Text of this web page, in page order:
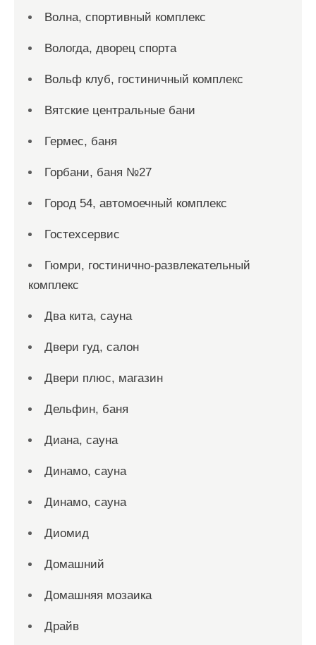
Волна, спортивный комплекс
Вологда, дворец спорта
Вольф клуб, гостиничный комплекс
Вятские центральные бани
Гермес, баня
Горбани, баня №27
Город 54, автомоечный комплекс
Гостехсервис
Гюмри, гостинично-развлекательный
комплекс
Два кита, сауна
Двери гуд, салон
Двери плюс, магазин
Дельфин, баня
Диана, сауна
Динамо, сауна
Динамо, сауна
Диомид
Домашний
Домашняя мозаика
Драйв